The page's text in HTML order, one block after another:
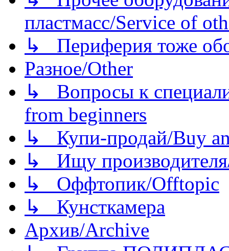
пластмасс/Service of
↳ Периферия тоже
Разное/Other
↳ Вопросы к
from beginners
↳ Купи-продай/Buy
↳ Ищу
↳ Оффтопик/Offtopic
↳ Кунсткамера
Архив/Archive